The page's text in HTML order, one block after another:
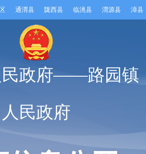
通渭县 陇西县 临洮县 渭源县 漳县
民政府——路园镇
人民政府